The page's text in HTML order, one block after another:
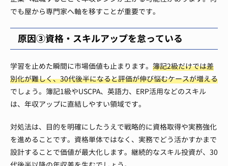
でも屋から専門家へ軸を移すことが重要です。
原因③資格・スキルアップを怠っている
学習を止めた瞬間に市場価値も止まります。 簿記2級だけでは差
別化が難しく、30代後半になると評価が伸び悩むケースが増える
でしょう。簿記1級やUSCPA、英語力、ERP活用などのスキル
は、年収アップに直結しやすい領域です。
対処法は、目的を明確にしたうえで戦略的に資格取得や実務強化
を進めることです。資格単体ではなく、実務でどう活かすかまで
設計することで価値が最大化します。継続的なスキル投資が、30